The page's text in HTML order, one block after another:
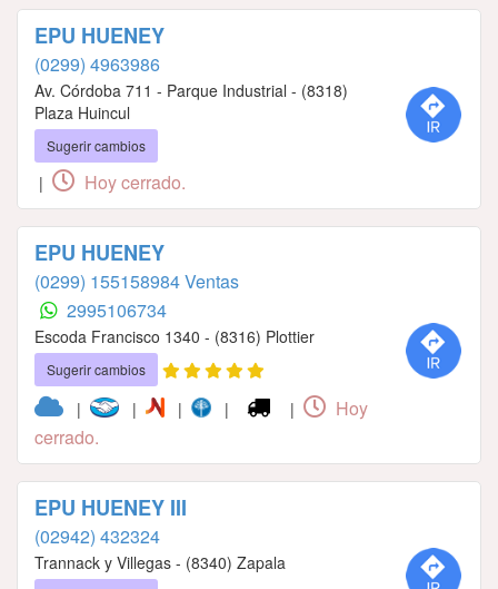
EPU HUENEY
(0299) 4963986
Av. Córdoba 711 - Parque Industrial - (8318)
Plaza Huincul
Sugerir cambios
| Hoy cerrado.
EPU HUENEY
(0299) 155158984 Ventas
2995106734
Escoda Francisco 1340 - (8316) Plottier
Sugerir cambios
| | | | |
Hoy
cerrado.
EPU HUENEY III
(02942) 432324
Trannack y Villegas - (8340) Zapala